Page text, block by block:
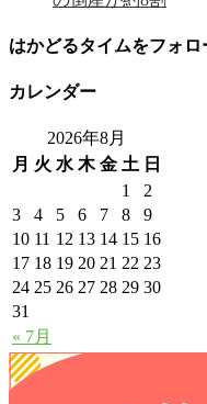
はかどるタイムをフォロ
カレンダー
2026年8月
月 火 水 木 金 土 日
« 7月
1
2
3
4 5 6 7 8
9
10 11 12 13 14 15 16
17 18 19 20 21 22 23
24 25 26 27 28 29 30
31